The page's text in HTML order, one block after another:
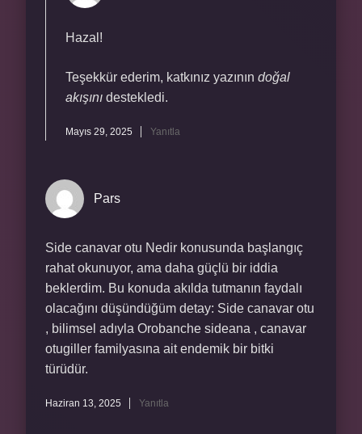
Hazal!
Teşekkür ederim, katkınız yazının doğal
akışını destekledi.
Mayıs 29, 2025 Yanıtla
Pars
Side canavar otu Nedir konusunda başlangıç
rahat okunuyor, ama daha güçlü bir iddia
beklerdim. Bu konuda akılda tutmanın faydalı
olacağını düşündüğüm detay: Side canavar otu
, bilimsel adıyla Orobanche sideana , canavar
otugiller familyasına ait endemik bir bitki
türüdür.
Haziran 13, 2025 Yanıtla